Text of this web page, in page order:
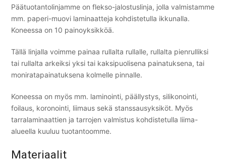
Päätuotantolinjamme on flekso-jalostuslinja, jolla valmistamme
mm. paperi-muovi laminaatteja kohdistetulla ikkunalla.
Koneessa on 10 painoyksikköä.
Tällä linjalla voimme painaa rullalta rullalle, rullalta pienrulliksi
tai rullalta arkeiksi yksi tai kaksipuolisena painatuksena, tai
moniratapainatuksena kolmelle pinnalle.
Koneessa on myös mm. laminointi, päällystys, silikonointi,
foilaus, koronointi, liimaus sekä stanssausyksiköt. Myös
tarralaminaattien ja tarrojen valmistus kohdistetulla liima-
alueella kuuluu tuotantoomme.
Materiaalit